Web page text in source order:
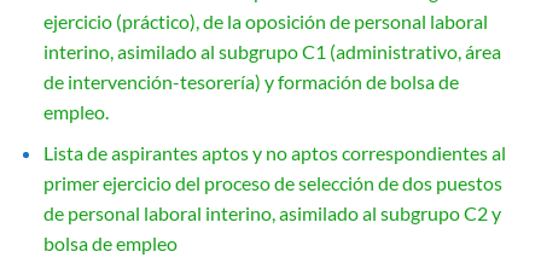
ejercicio (práctico), de la oposición de personal laboral
interino, asimilado al subgrupo C1 (administrativo, área
de intervención-tesorería) y formación de bolsa de
empleo.
Lista de aspirantes aptos y no aptos correspondientes al
primer ejercicio del proceso de selección de dos puestos
de personal laboral interino, asimilado al subgrupo C2 y
bolsa de empleo